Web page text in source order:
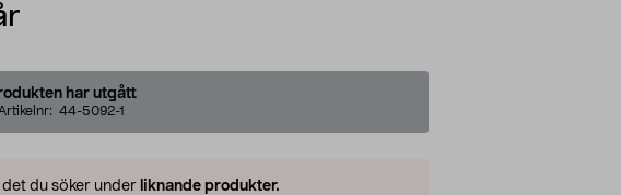
har utgått
44-5092-1
du söker under liknande produkter.